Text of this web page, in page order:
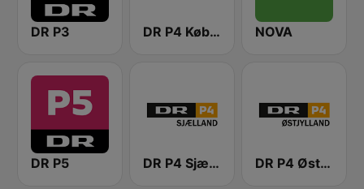
DR P3 DR P4 København NOVA
DR P5 DR P4 Sjælland DR P4 Østjyllands